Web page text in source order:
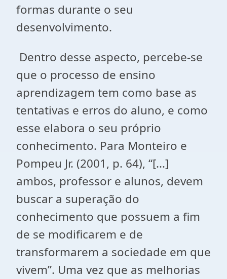
formas durante o seu
desenvolvimento.
Dentro desse aspecto, percebe-se
que o processo de ensino
aprendizagem tem como base as
tentativas e erros do aluno, e como
esse elabora o seu próprio
conhecimento. Para Monteiro e
Pompeu Jr. (2001, p. 64), “[...]
ambos, professor e alunos, devem
buscar a superação do
conhecimento que possuem a fim
de se modificarem e de
transformarem a sociedade em que
vivem”. Uma vez que as melhorias